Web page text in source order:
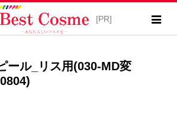
ール_リス用(030-MD変